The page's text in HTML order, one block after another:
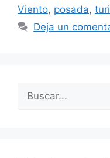
Viento, posada,
Deja un